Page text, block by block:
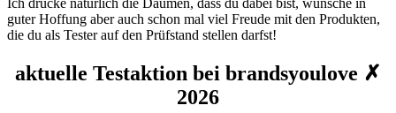
guter Hoffung aber auch schon mal viel Freude mit den Produkten,
die du als Tester auf den Prüfstand stellen darfst!
aktuelle Testaktion bei brandsyoulove ✗
2026